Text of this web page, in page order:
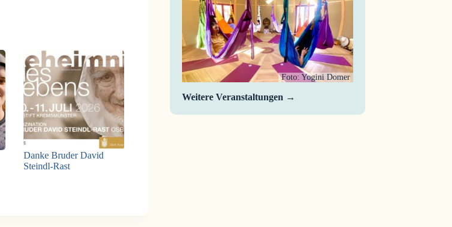
Danke Bruder David
Steindl-Rast
Foto: Yogini Domer
Weitere Veranstaltungen